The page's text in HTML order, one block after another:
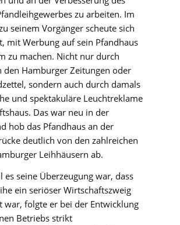
zu arbeiten. Im
seinem Vorgänger scheute sich
mit Werbung auf sein Pfandhaus
zu machen. Nicht nur durch
den Hamburger Zeitungen oder
sondern auch durch damals
und spektakuläre Leuchtreklame
Das war neu in der
hob das Pfandhaus an der
deutlich von den zahlreichen
Leihhäusern ab.
es seine Überzeugung war, dass
ein seriöser Wirtschaftszweig
war, folgte er bei der Entwicklung
Betriebs strikt